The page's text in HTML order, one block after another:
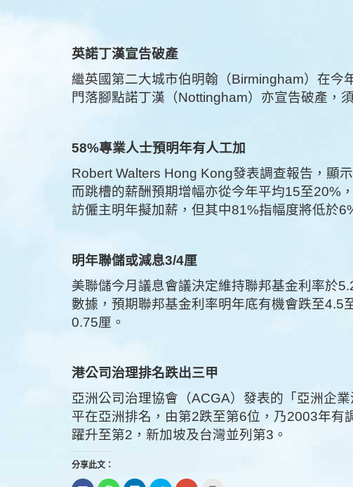
英諾丁漢宣告破產
繼英國第二大城市伯明翰（Birmingham）在今
門落腳點諾丁漢（Nottingham）亦宣告破產，
58%專業人士預明年有人工加
Robert Walters Hong Kong發表調查報告，顯
而跳槽的薪酬預期增幅亦從今年平均15至20%
訪僱主明年擬加薪，但其中81%指幅度將低於
明年聯儲或減息3/4厘
美聯儲今月議息會議決定維持聯邦基金利率於
數據，預期聯邦基金利率明年底有機會跌至4.5
0.75厘。
港公司治理排名跌出三甲
亞洲公司治理協會（ACGA）發表的「亞洲企
平在亞洲排名，由第2跌至第6位，乃2003年有
躍升至第2，新加坡及台灣並列第3。
分享此文：